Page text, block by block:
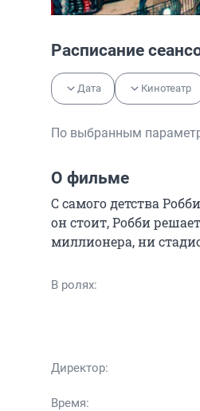
Расписание
Дата Кинотеатр
По выбранным
О фильме
С самого детства
он стоит, Робби
миллионера, ни
В ролях:
Директор:
Время: